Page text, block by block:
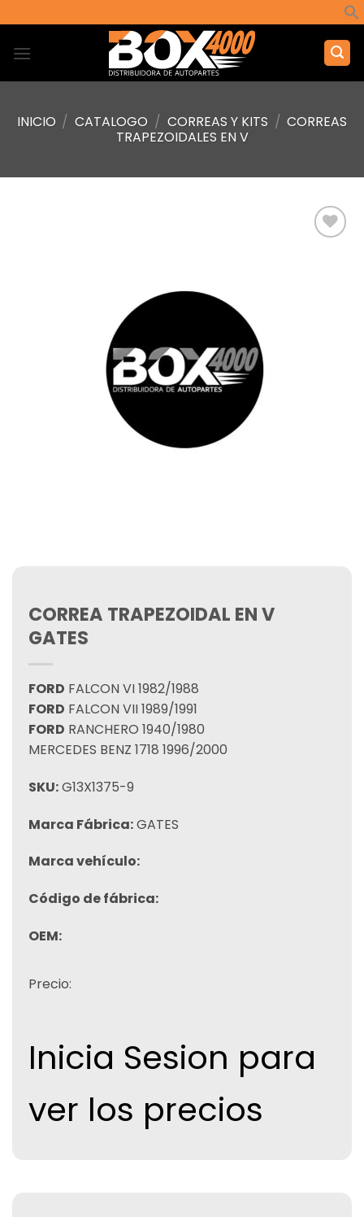
al
contenido
INICIO / CATALOGO / CORREAS Y KITS / CORREAS
TRAPEZOIDALES EN V
CORREA TRAPEZOIDAL EN V
GATES
FORD FALCON VI 1982/1988
FORD FALCON VII 1989/1991
FORD RANCHERO 1940/1980
MERCEDES BENZ 1718 1996/2000
SKU:G13X1375-9
Marca Fábrica:GATES
Marca vehículo:
Código de fábrica:
OEM:
Precio:
Inicia Sesion para
ver los precios